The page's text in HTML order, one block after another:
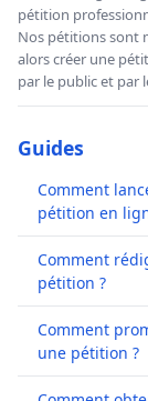
pétition
Nos pétitions sont
alors créer une
par le public et par
Guides
Comment
pétition en
Comment
pétition ?
Comment
une pétition ?